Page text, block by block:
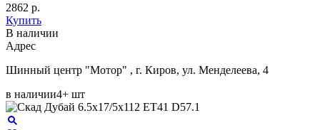
2862 р.
Купить
В наличии
Aдрес
Шинный центр "Мотор" , г. Киров, ул. Менделеева, 4
в наличии4+ шт